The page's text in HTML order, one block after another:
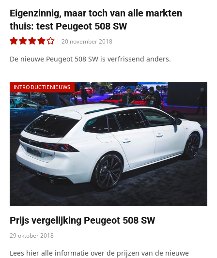
Eigenzinnig, maar toch van alle markten
thuis: test Peugeot 508 SW
8.0
20 november 2018
De nieuwe Peugeot 508 SW is verfrissend anders.
INTRODUCTIENIEUWS
Prijs vergelijking Peugeot 508 SW
29 oktober 2018
Lees hier alle informatie over de prijzen van de nieuwe